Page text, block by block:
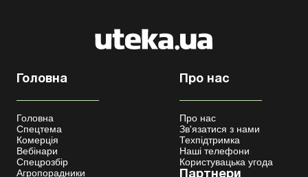
Головна
Головна
Спецтема
Комерція
Вебінари
Спецрозбір
Агропорадники
Про нас
Про нас
Зв'язатися з нами
Техпідтримка
Наші телефони
Користувацька угода
Партнери